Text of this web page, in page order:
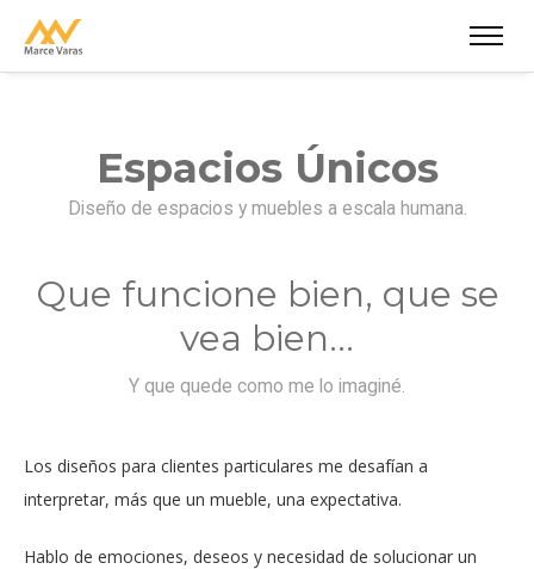
Espacios Únicos
Diseño de espacios y muebles a escala humana.
Que funcione bien, que se
vea bien...
Y que quede como me lo imaginé.
Los diseños para clientes particulares me desafían a
interpretar, más que un mueble, una expectativa.
Hablo de emociones, deseos y necesidad de solucionar un